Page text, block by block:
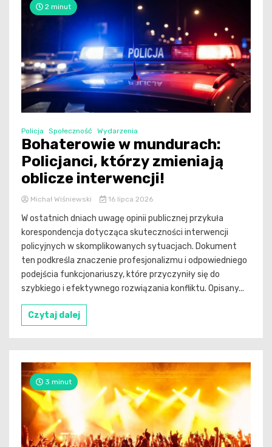
2 minut
Policja Społeczność Wydarzenia
Bohaterowie w mundurach:
Policjanci, którzy zmieniają
oblicze interwencji!
Michał Wiśniewski 16 lipca 2026
W ostatnich dniach uwagę opinii publicznej przykuła
korespondencja dotycząca skuteczności interwencji
policyjnych w skomplikowanych sytuacjach. Dokument
ten podkreśla znaczenie profesjonalizmu i odpowiedniego
podejścia funkcjonariuszy, które przyczyniły się do
szybkiego i efektywnego rozwiązania konfliktu. Opisany...
Czytaj dalej
3 minut